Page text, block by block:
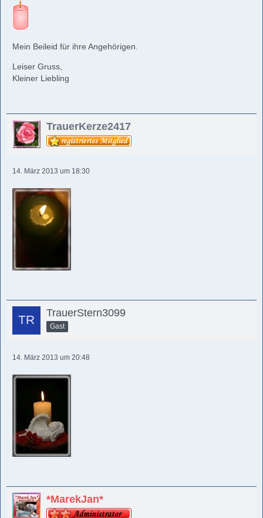
Mein Beileid für ihre Angehörigen.
Leiser Gruss,
Kleiner Liebling
TrauerKerze2417
14. März 2013 um 18:30
TrauerStern3099
Gast
14. März 2013 um 20:48
*MarekJan*